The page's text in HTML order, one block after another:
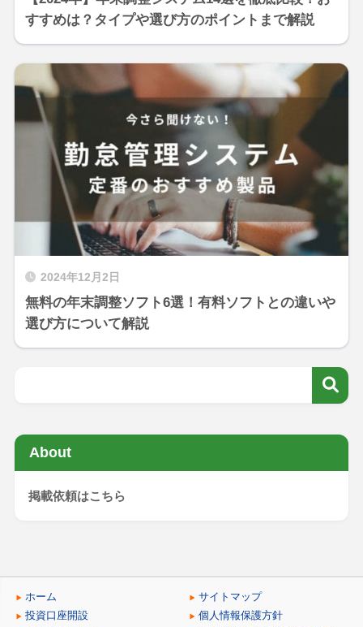
すすめは？タイプや選び方のポイントまで解説
2024年12月2日
無料の年末調整ソフト6選！有料ソフトとの違いや
選び方について解説
About
掲載依頼はこちら
ホーム
投資口座開設
サイトマップ
個人情報保護方針